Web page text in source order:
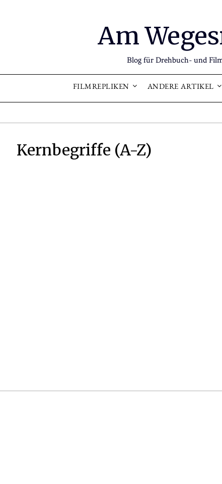
Am
Blog für Drehbuch- und
FILMREPLIKEN ANDERE ARTIKEL
Kernbegriffe (A-Z)